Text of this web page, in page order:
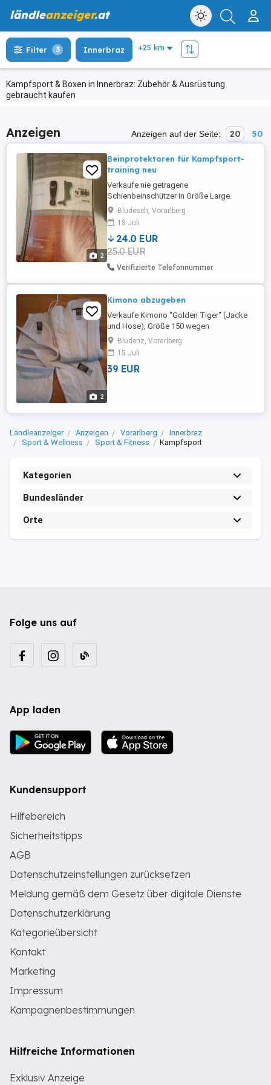
ländleanzeiger.at
Kampfsport & Boxen in Innerbraz: Zubehör & Ausrüstung
gebraucht kaufen
Filter 3 Innerbraz
Anzeigen Anzeigen auf der Seite: 20 50
2
Beinprotektoren für Kampfsport-
training neu
Verkaufe nie getragene
Schienbeinschützer in Größe Large.
Schwarz. Original verpackt. Versand
gegen Übernahme der Kosten möglich.
Bludesch, Vorarlberg
18 Juli
24.0 EUR
25.0 EUR
Verifizierte Telefonnummer
2
Kimono abzugeben
Verkaufe Kimono "Golden Tiger" (Jacke
und Hose), Größe 150 wegen
Hobbyaufgabe. Die Jacke wurde während
drei Trainings getragen, Hose ist noch
ungebraucht.
Bludenz, Vorarlberg
15 Juli
39 EUR
Ländleanzeiger Anzeigen Vorarlberg
Innerbraz
Sport & Wellness
Sport & Fitness Kampfsport
Kategorien
Bundesländer
Orte
Folge uns auf
App laden
Kundensupport
Hilfebereich
Sicherheitstipps
AGB
Datenschutzeinstellungen zurücksetzen
Meldung gemäß dem Gesetz über digitale Dienste
Datenschutzerklärung
Kategorieübersicht
Kontakt
Marketing
Impressum
Kampagnenbestimmungen
Hilfreiche Informationen
Exklusiv Anzeige